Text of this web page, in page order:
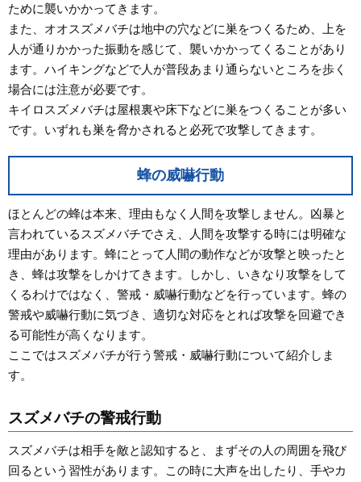
ために襲いかかってきます。
また、オオスズメバチは地中の穴などに巣をつくるため、上を
人が通りかかった振動を感じて、襲いかかってくることがあり
ます。ハイキングなどで人が普段あまり通らないところを歩く
場合には注意が必要です。
キイロスズメバチは屋根裏や床下などに巣をつくることが多い
です。いずれも巣を脅かされると必死で攻撃してきます。
蜂の威嚇行動
ほとんどの蜂は本来、理由もなく人間を攻撃しません。凶暴と
言われているスズメバチでさえ、人間を攻撃する時には明確な
理由があります。蜂にとって人間の動作などが攻撃と映ったと
き、蜂は攻撃をしかけてきます。しかし、いきなり攻撃をして
くるわけではなく、警戒・威嚇行動などを行っています。蜂の
警戒や威嚇行動に気づき、適切な対応をとれば攻撃を回避でき
る可能性が高くなります。
ここではスズメバチが行う警戒・威嚇行動について紹介しま
す。
スズメバチの警戒行動
スズメバチは相手を敵と認知すると、まずその人の周囲を飛び
回るという習性があります。この時に大声を出したり、手やカ